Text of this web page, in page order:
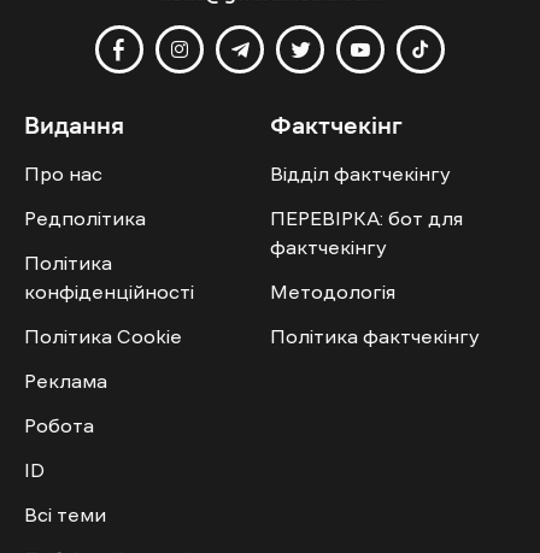
Видання
Про нас
Редполітика
Політика
конфіденційності
Політика Cookie
Реклама
Робота
ID
Всі теми
Фактчекінг
Відділ фактчекінгу
ПЕРЕВІРКА: бот для
фактчекінгу
Методологія
Політика фактчекінгу